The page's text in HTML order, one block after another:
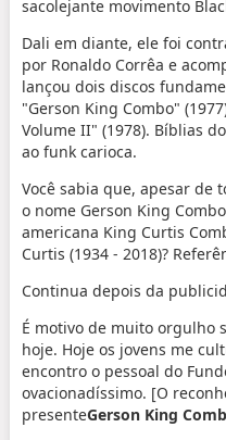
sacolejante movimento
Dali em diante, ele foi
por Ronaldo Corrêa e
lançou dois discos
"Gerson King Combo"
Volume II" (1978). Bíblias
ao funk carioca.
Você sabia que, apesar de
o nome Gerson King
americana King Curtis
Curtis (1934 - 2018)?
Continua depois da
É motivo de muito orgulho
hoje. Hoje os jovens me
encontro o pessoal do
ovacionadíssimo. [O
presenteGerson King